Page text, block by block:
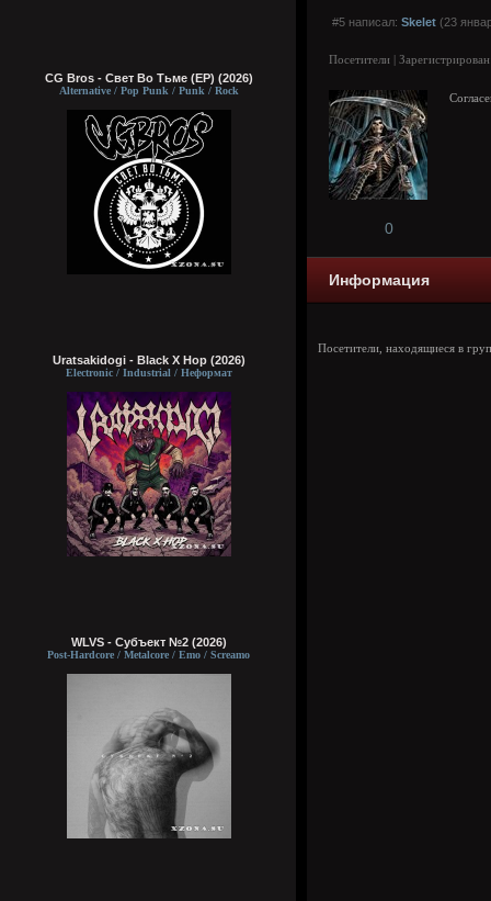
CG Bros - Свет Во Тьме (EP) (2026)
Alternative / Pop Punk / Punk / Rock
Uratsakidogi - Black X Hop (2026)
Electronic / Industrial / Неформат
WLVS - Субъект №2 (2026)
Post-Hardcore / Metalcore / Emo / Screamo
#5 написал: Skelet (23
Посетители |
0
Информация
Посетители, находящиеся в